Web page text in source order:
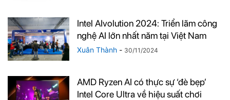
Intel AIvolution 2024: Triển lãm công
nghệ AI lớn nhất năm tại Việt Nam
Xuân Thành - 30/11/2024
AMD Ryzen AI có thực sự ‘đè bẹp’
Intel Core Ultra về hiệu suất chơi